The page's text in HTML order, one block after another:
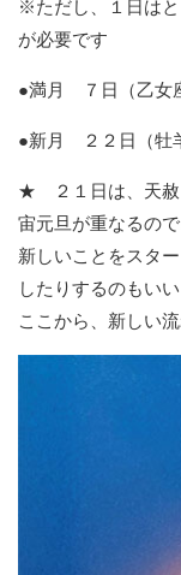
※ただし、１日は
が必要です
●満月 ７日（乙女
●新月 ２２日（牡
★ ２１日は、天赦
宙元旦が重なるの
新しいことをスタ
したりするのもいい
ここから、新しい